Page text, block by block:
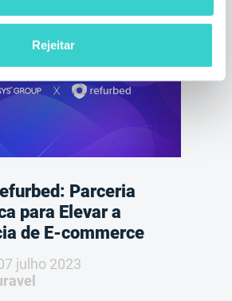
Rejeitar
Parceria
para Elevar a
de E-commerce
julho 2023